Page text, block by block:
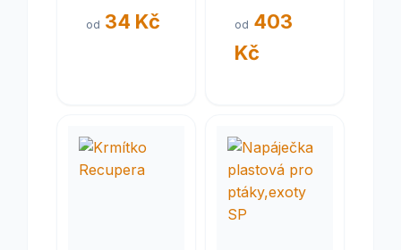
130ml 16cm
od 34 Kč od 403
Kč